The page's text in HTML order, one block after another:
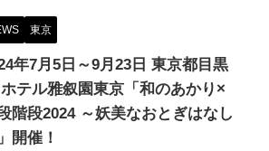
東京
年7月5日～9月23日 東京都目黒
ホテル雅叙園東京「和のあかり×
階段2024 ～妖美なおとぎはなし
開催！